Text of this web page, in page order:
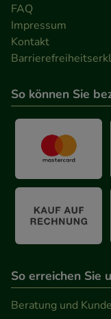
FAQ
Impressum
Kontakt
So können Sie
So erreichen Sie
Beratung und